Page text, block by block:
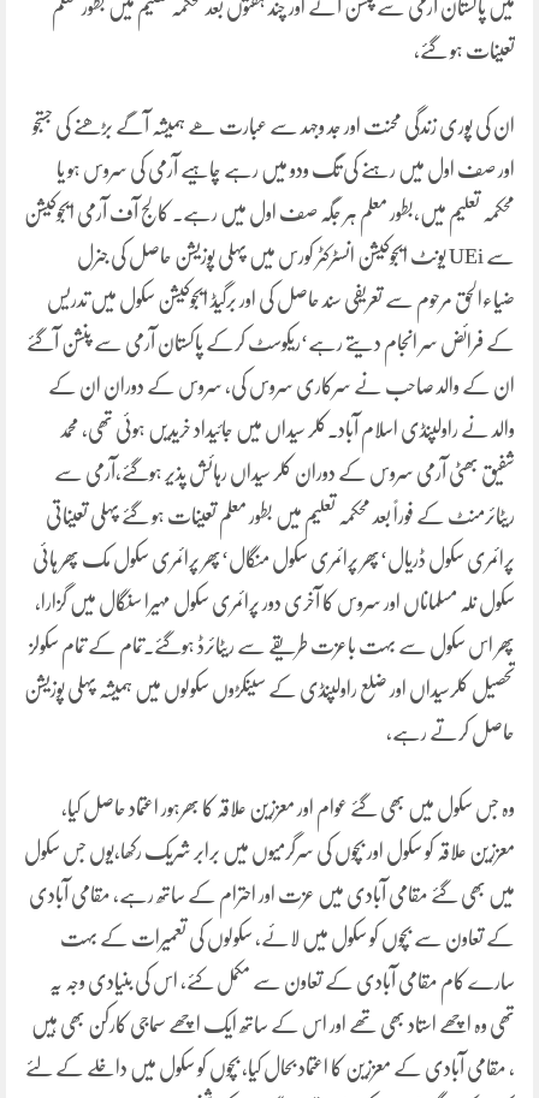
میں پاکستان آرمی سے پنشن آئے اور چند ہفتوں بعد محکمہ تعلیم میں بطور معلم
تعینات ہو گئے،
ان کی پوری زندگی محنت اور جد وجہد سے عبارت ھے ہمیشہ آگے بڑھنے کی جستجو
اور صف اول میں رہنے کی تگ ودو میں رہے چاہیے آرمی کی سروس ہو یا
محکمہ تعلیم میں،بطور معلم ہر جگہ صف اول میں رہے۔ کالج آف آرمی ایجوکیشن
سے UEi یونٹ ایجوکیشن انسٹرکٹر کورس میں پہلی پوزیشن حاصل کی جنرل
ضیاءالحق مرحوم سے تعریفی سند حاصل کی اور برگیڈ ایجوکیشن سکول میں تدریس
کے فرائض سر انجام دیتے رہے‘ریکوسٹ کرکے پاکستان آرمی سے پنشن آگئے
ان کے والد صاحب نے سرکاری سروس کی، سروس کے دوران ان کے
والد نے راولپنڈی اسلام آباد۔کلر سیداں میں جائیداد خریدیں ہوئی تھی، محمد
شفیق بھٹی آرمی سروس کے دوران کلر سیداں رہائش پذیر ہوگئے،آرمی سے
ریٹائرمنٹ کے فوراً بعد محکمہ تعلیم میں بطور معلم تعینات ہو گئے پہلی تعیناتی
پرائمری سکول ڈریال‘پھر پرائمری سکول منگال‘پھر پرائمری سکول مک پھر ہائی
سکول نلہ مسلماناں اور سروس کا آخری دور پرائمری سکول مہیرا سنگال میں گزارا،
پھر اس سکول سے بہت باعزت طریقے سے ریٹائرڈ ہوگئے۔تمام کے تمام سکولز
تحصیل کلرسیداں اور ضلع راولپنڈی کے سینکڑوں سکولوں میں ہمیشہ پہلی پوزیشن
حاصل کرتے رہے،
وہ جس سکول میں بھی گئے عوام اور معززین علاقہ کا بھرہور اعتماد حاصل کیا،
معززین علاقہ کو سکول اور بچوں کی سرگرمیوں میں برابر شریک رکھا،یوں جس سکول
میں بھی گئے مقامی آبادی میں عزت اور احترام کے ساتھ رہے، مقامی آبادی
کے تعاون سے بچوں کو سکول میں لائے، سکولوں کی تعمیرات کے بہت
سارے کام مقامی آبادی کے تعاون سے مکمل کئے، اس کی بنیادی وجہ یہ
تھی وہ اچھے استاد بھی تھے اور اس کے ساتھ ایک اچھے سماجی کارکن بھی ہیں
، مقامی آبادی کے معززین کا اعتماد بحال کیا، بچوں کو سکول میں داخلے کے لئے